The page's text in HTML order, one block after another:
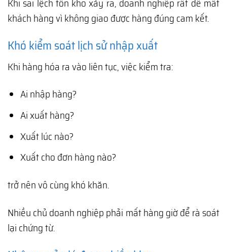
Khi sai lệch tồn kho xảy ra, doanh nghiệp rất dễ mất
khách hàng vì không giao được hàng đúng cam kết.
Khó kiểm soát lịch sử nhập xuất
Khi hàng hóa ra vào liên tục, việc kiểm tra:
Ai nhập hàng?
Ai xuất hàng?
Xuất lúc nào?
Xuất cho đơn hàng nào?
trở nên vô cùng khó khăn.
Nhiều chủ doanh nghiệp phải mất hàng giờ để rà soát
lại chứng từ.